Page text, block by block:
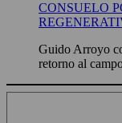
CONSUELO
Guido Arroyo
retorno al